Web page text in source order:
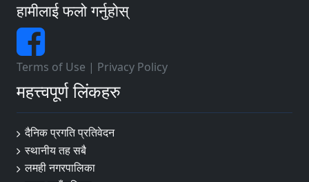
हामीलाई फलो गर्नुहोस्
Terms of Use | Privacy Policy
महत्त्वपूर्ण लिंकहरु
दैनिक प्रगति प्रतिवेदन
स्थानीय तह सबै
लमही नगरपालिका